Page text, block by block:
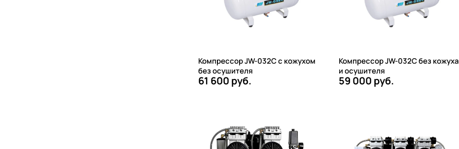
Компрессор JW-032C с кожухом
без осушителя
61 600 руб.
Компрессор JW-032C без кожуха
и осушителя
59 000 руб.